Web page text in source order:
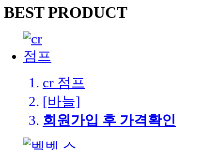
BESTPRODUCT
cr 점프
[바늘]
회원가입 후 가격확인